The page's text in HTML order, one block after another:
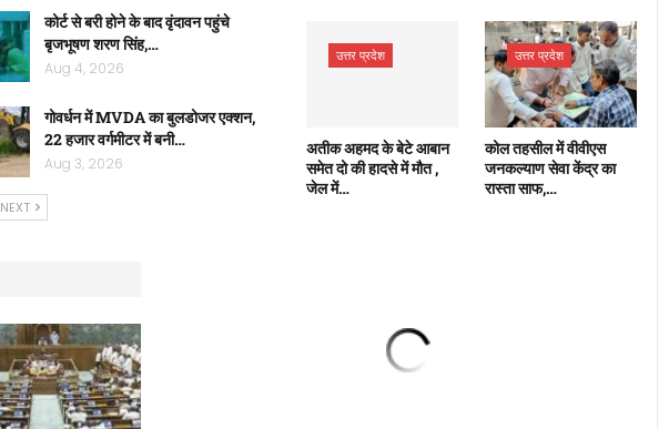
कोर्ट से बरी होने के बाद वृंदावन पहुंचे
बृजभूषण शरण सिंह,…
Aug 4, 2026
गोवर्धन में MVDA का बुलडोजर एक्शन,
22 हजार वर्गमीटर में बनी…
Aug 3, 2026
NEXT
उत्तर प्रदेश
अतीक अहमद के बेटे आबान
समेत दो की हादसे में मौत ,
जेल में…
उत्तर प्रदेश
कोल तहसील में वीवीएस
जनकल्याण सेवा केंद्र का
रास्ता साफ,…